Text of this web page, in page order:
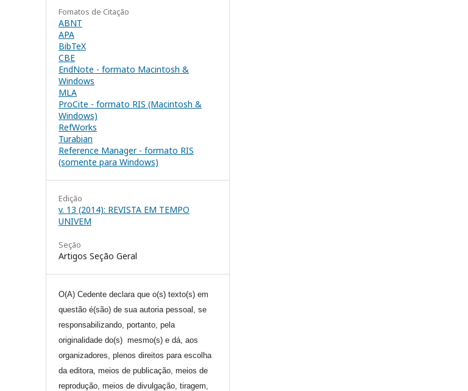
Fomatos de Citação
ABNT
APA
BibTeX
CBE
EndNote - formato Macintosh &
Windows
MLA
ProCite - formato RIS (Macintosh &
Windows)
RefWorks
Turabian
Reference Manager - formato RIS
(somente para Windows)
Edição
v. 13 (2014): REVISTA EM TEMPO
UNIVEM
Seção
Artigos Seção Geral
O(A) Cedente declara que o(s) texto(s) em
questão é(são) de sua autoria pessoal, se
responsabilizando, portanto, pela
originalidade do(s) mesmo(s) e dá, aos
organizadores, plenos direitos para escolha
da editora, meios de publicação, meios de
reprodução, meios de divulgação, tiragem,